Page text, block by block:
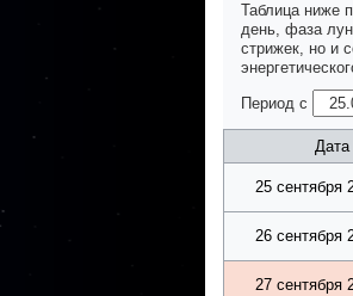
Таблица ниже
день, фаза
стрижек, но и
Период с
Дата
25 сентября
26 сентября
27 сентября